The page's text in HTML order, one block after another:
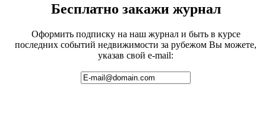
Бесплатно закажи журнал
Оформить подписку на наш журнал и быть в курсе
последних событий недвижимости за рубежом Вы можете,
указав свой e-mail: